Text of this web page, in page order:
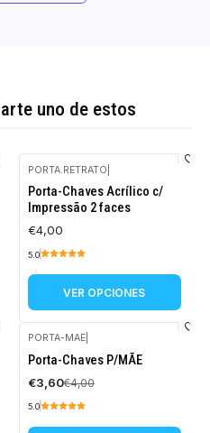
uno de estos
PORTA.RETRATO
Porta-Chaves Acrílico c/
Impressão 2 faces
€4,00
5.0
VER OPCIONES
-10%
OFF
PORTA-MAE
Porta-Chaves P/MÃE
€3,60€4,00
5.0